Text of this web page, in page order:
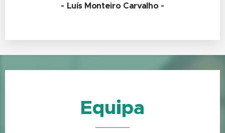
- Luís Monteiro Carvalho -
Equipa